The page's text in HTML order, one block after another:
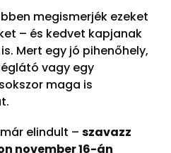
megismerjék ezeket
– és kedvet kapjanak
Mert egy jó pihenőhely,
vagy egy
maga is
elindult – szavazz
november 16-án